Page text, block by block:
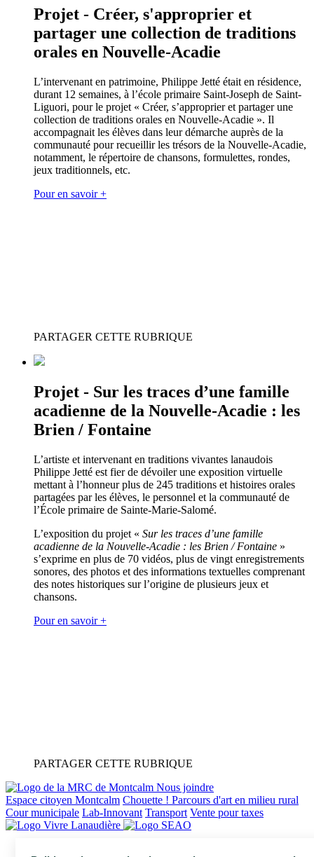
Projet - Créer, s'approprier et
partager une collection de traditions
orales en Nouvelle-Acadie
L’intervenant en patrimoine, Philippe Jetté était en résidence,
durant 12 semaines, à l’école primaire Saint-Joseph de Saint-
Liguori, pour le projet « Créer, s’approprier et partager une
collection de traditions orales en Nouvelle-Acadie ». Il
accompagnait les élèves dans leur démarche auprès de la
communauté pour recueillir les trésors de la Nouvelle-Acadie,
notamment, le répertoire de chansons, formulettes, rondes,
jeux traditionnels, etc.
Pour en savoir +
PARTAGER CETTE RUBRIQUE
Projet - Sur les traces d’une famille
acadienne de la Nouvelle-Acadie : les
Brien / Fontaine
L’artiste et intervenant en traditions vivantes lanaudois
Philippe Jetté est fier de dévoiler une exposition virtuelle
mettant à l’honneur plus de 245 traditions et histoires orales
partagées par les élèves, le personnel et la communauté de
l’École primaire de Sainte-Marie-Salomé.
L’exposition du projet « Sur les traces d’une famille
acadienne de la Nouvelle-Acadie : les Brien / Fontaine »
s’exprime en plus de 70 vidéos, plus de vingt enregistrements
sonores, des photos et des informations textuelles comprenant
des notes historiques sur l’origine de plusieurs jeux et
chansons.
Pour en savoir +
PARTAGER CETTE RUBRIQUE
Nous joindre
Espace citoyen Montcalm Chouette ! Parcours d'art en milieu rural
Cour municipale Lab-Innovant Transport Vente pour taxes